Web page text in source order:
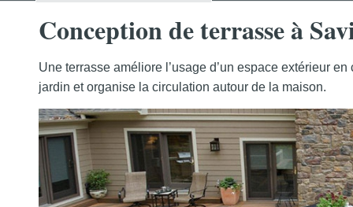
Conception de terrasse à
Une terrasse améliore l’usage d’un espace extérieur
jardin et organise la circulation autour de la maison.